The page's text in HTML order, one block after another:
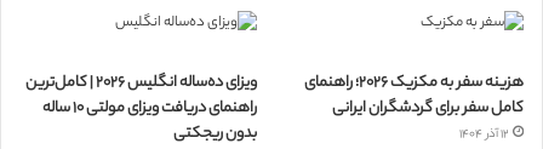
هزینه سفر به مکزیک ۲۰۲۶؛ راهنمای
کامل سفر برای گردشگران ایرانی
۱۲ آذر ۱۴۰۴
ویزای ده‌ساله انگلیس ۲۰۲۶ | کامل‌ترین
راهنمای دریافت ویزای مولتی ۱۰ ساله
بدون ریجکتی